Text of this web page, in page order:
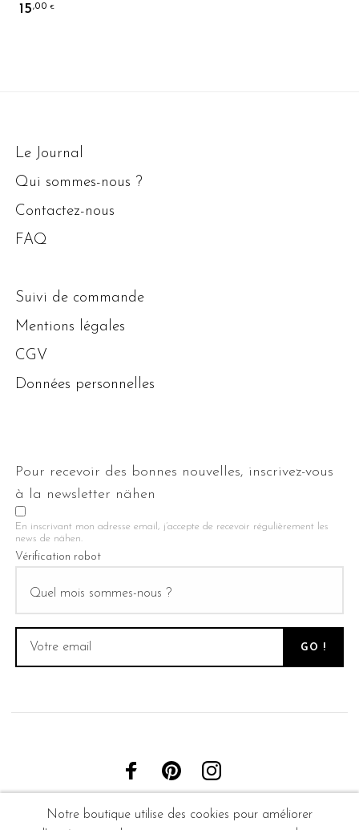
Notre boutique utilise des cookies pour améliorer
15,00 €
Le Journal
Qui sommes-nous ?
Contactez-nous
FAQ
Suivi de commande
Mentions légales
CGV
Données personnelles
Pour recevoir des bonnes nouvelles, inscrivez-vous
à la newsletter nähen
En inscrivant mon adresse email, j’accepte de recevoir régulièrement les
news de nähen.
Vérification robot